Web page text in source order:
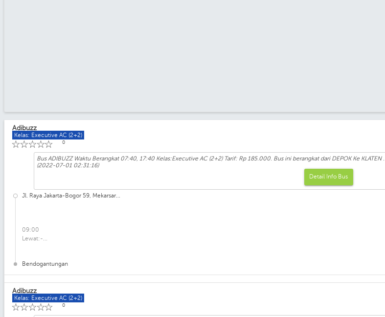
Adibuzz
Kelas: Executive AC (2+2)
☆
☆
☆
☆
☆ 0
Bus ADIBUZZ Waktu Berangkat 07:40, 17:40 Kelas:Executive AC (2+2) Tarif: Rp 185.000. Bus ini berangkat dari DEPOK Ke KLATEN .
(2022-07-01 02:31:16)
Detail Info Bus
Jl. Raya Jakarta-Bogor 59, Mekarsar...
09:00
Lewat:-...
Bendogantungan
Adibuzz
Kelas: Executive AC (2+2)
☆
☆
☆
☆
☆ 0